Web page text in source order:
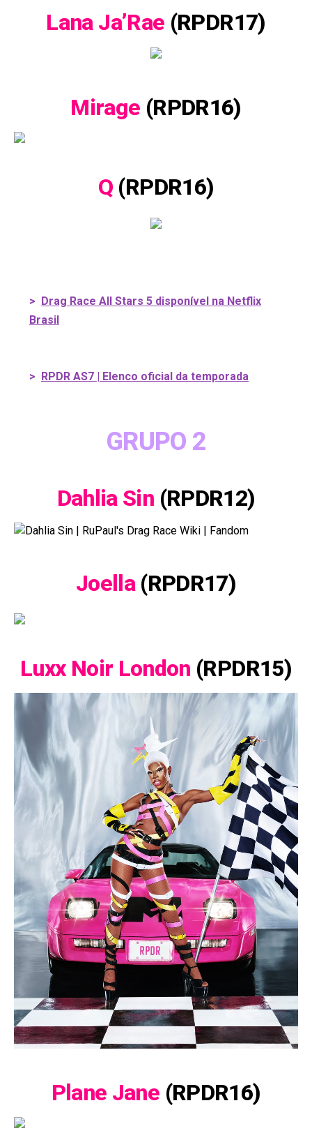
Lana Ja’Rae (RPDR17)
Mirage (RPDR16)
Q (RPDR16)
> Drag Race All Stars 5 disponível na Netflix
Brasil
> RPDR AS7 | Elenco oficial da temporada
GRUPO 2
Dahlia Sin (RPDR12)
Joella (RPDR17)
Luxx Noir London (RPDR15)
Plane Jane (RPDR16)